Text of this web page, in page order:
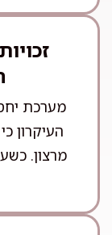
מערכת
העיקרון
מרצון.